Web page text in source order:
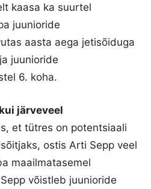
kaasa ka suurtel
juunioride
aasta aega jetisõiduga
juunioride
6. koha.
järveveel
et tütres on potentsiaali
ostis Arti Sepp veel
maailmatasemel
võistleb juunioride